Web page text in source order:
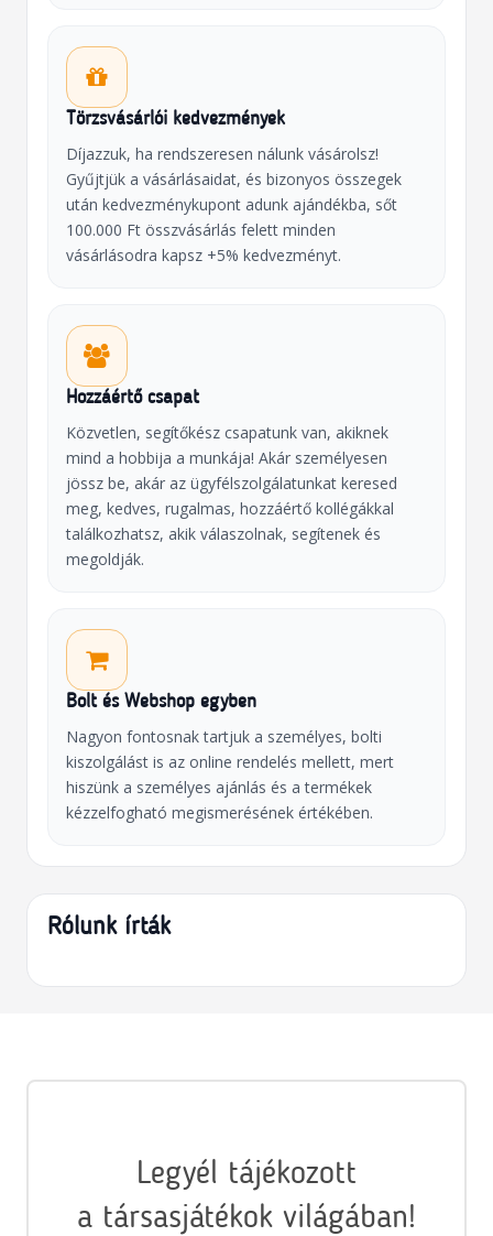
Törzsvásárlói kedvezmények
Díjazzuk, ha rendszeresen nálunk vásárolsz!
Gyűjtjük a vásárlásaidat, és bizonyos összegek
után kedvezménykupont adunk ajándékba, sőt
100.000 Ft összvásárlás felett minden
vásárlásodra kapsz +5% kedvezményt.
Hozzáértő csapat
Közvetlen, segítőkész csapatunk van, akiknek
mind a hobbija a munkája! Akár személyesen
jössz be, akár az ügyfélszolgálatunkat keresed
meg, kedves, rugalmas, hozzáértő kollégákkal
találkozhatsz, akik válaszolnak, segítenek és
megoldják.
Bolt és Webshop egyben
Nagyon fontosnak tartjuk a személyes, bolti
kiszolgálást is az online rendelés mellett, mert
hiszünk a személyes ajánlás és a termékek
kézzelfogható megismerésének értékében.
Rólunk írták
Legyél tájékozott
a társasjátékok világában!